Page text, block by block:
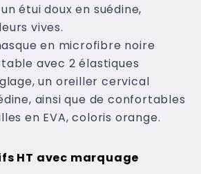
étui doux en suédine,
vives.
en microfibre noire
avec 2 élastiques
un oreiller cervical
ainsi que de confortables
en EVA, coloris orange.
HT avec marquage